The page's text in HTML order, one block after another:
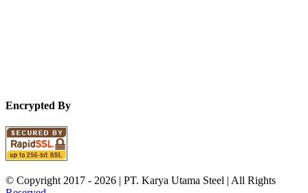
Encrypted By
© Copyright 2017 - 2026 | PT. Karya Utama Steel | All Rights